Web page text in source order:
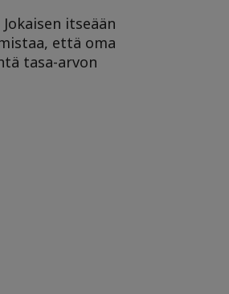
itseään
että oma
tasa-arvon